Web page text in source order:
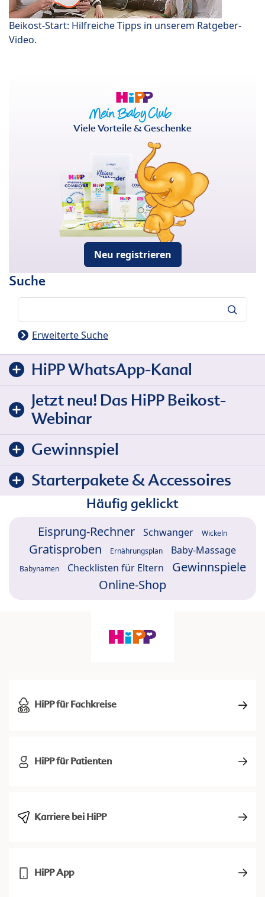
Beikost-Start: Hilfreiche Tipps in unserem Ratgeber-
Video.
Viele Vorteile & Geschenke
Neu registrieren
Suche
Erweiterte Suche
HiPP WhatsApp-Kanal
Jetzt neu! Das HiPP Beikost-
Webinar
Gewinnspiel
Starterpakete & Accessoires
Häufig geklickt
Eisprung-Rechner Schwanger Wickeln
Gratisproben Ernährungsplan Baby-Massage
Babynamen Checklisten für Eltern
Gewinnspiele
Online-Shop
HiPP für Fachkreise
HiPP für Patienten
Karriere bei HiPP
HiPP App